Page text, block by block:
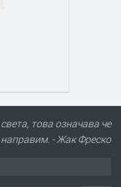
това означава че
направим. - Жак Фреско